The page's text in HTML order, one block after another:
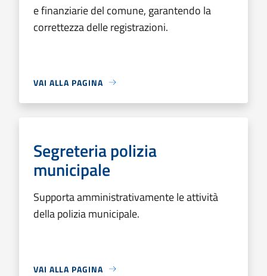
e finanziarie del comune, garantendo la
correttezza delle registrazioni.
VAI ALLA PAGINA
Segreteria polizia
municipale
Supporta amministrativamente le attività
della polizia municipale.
VAI ALLA PAGINA